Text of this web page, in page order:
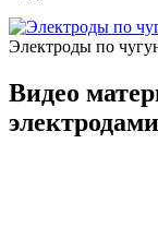
Электроды по
Видео
электродами